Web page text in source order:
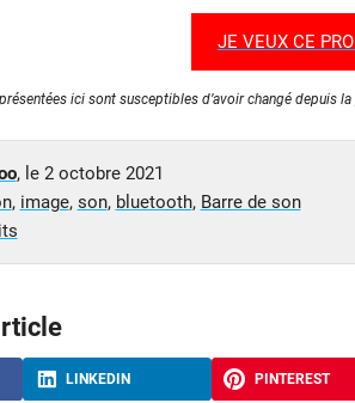
JE VEUX CE
ici sont susceptibles d’avoir changé depuis
, le 2 octobre 2021
, image, son, bluetooth, Barre de son
LINKEDIN PINTEREST